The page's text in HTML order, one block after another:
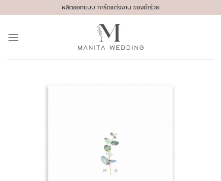
to
ผลิตออกแบบ การ์ดแต่งงาน ของชำร่วย